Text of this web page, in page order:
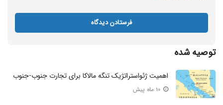
توصیه شده
اهمیت ژئواستراتژیک تنگه مالاکا برای تجارت جنوب-جنوب